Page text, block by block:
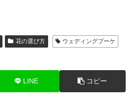
花の選び方
ウェディングブーケ
LINE コピー